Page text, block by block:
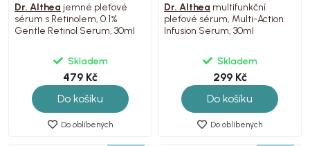
Dr. Althea jemné pleťové
sérum s Retinolem, 0.1%
Gentle Retinol Serum, 30ml
Skladem
479 Kč
Do košíku
Do oblíbených
Dr. Althea multifunkční
pleťové sérum, Multi-Action
Infusion Serum, 30ml
Skladem
299 Kč
Do košíku
Do oblíbených